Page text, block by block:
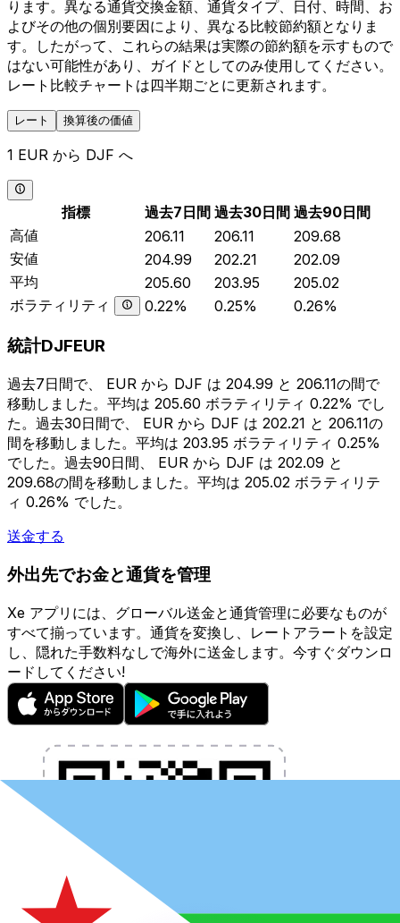
ります。異なる通貨交換金額、通貨タイプ、日付、時間、お
よびその他の個別要因により、異なる比較節約額となりま
す。したがって、これらの結果は実際の節約額を示すもので
はない可能性があり、ガイドとしてのみ使用してください。
レート比較チャートは四半期ごとに更新されます。
レート 換算後の価値
1 EUR から DJF へ
指標 過去7日間 過去30日間 過去90日間
高値
206.11 206.11
209.68
安値
204.99 202.21
202.09
平均
205.60 203.95
205.02
ボラティリティ
0.22% 0.25% 0.26%
統計DJFEUR
過去7日間で、 EUR から DJF は 204.99 と 206.11の間で
移動しました。平均は 205.60 ボラティリティ 0.22% でし
た。過去30日間で、 EUR から DJF は 202.21 と 206.11の
間を移動しました。平均は 203.95 ボラティリティ 0.25%
でした。過去90日間、 EUR から DJF は 202.09 と
209.68の間を移動しました。平均は 205.02 ボラティリテ
ィ 0.26% でした。
送金する
外出先でお金と通貨を管理
Xe アプリには、グローバル送金と通貨管理に必要なものが
すべて揃っています。通貨を変換し、レートアラートを設定
し、隠れた手数料なしで海外に送金します。今すぐダウンロ
ードしてください!